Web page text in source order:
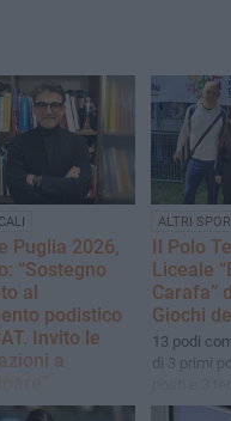
Puglia 2026,
“Sostegno
al
podistico
Invito le
a
regionale
ALTRI
Il Polo
Liceale
Carafa”
Giochi
13 podi
di 3 primi